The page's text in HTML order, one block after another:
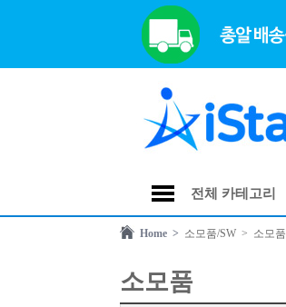
전체 카테고리
Home > 소모품/SW > 소모품
소모품